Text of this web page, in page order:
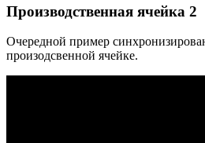
Производственная ячейка 2
Очередной пример
произодсвенной ячейке.